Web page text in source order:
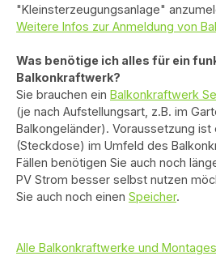
"Kleinsterzeugungsanlage"
Weitere Infos zur Anmeldung von
Was benötige ich alles für ein
Balkonkraftwerk?
Sie brauchen ein Balkonkraftwerk
(je nach Aufstellungsart, z.B. im
Balkongeländer). Voraussetzung ist
(Steckdose) im Umfeld des
Fällen benötigen Sie auch noch
PV Strom besser selbst nutzen
Sie auch noch einen Speicher.
Alle Balkonkraftwerke und